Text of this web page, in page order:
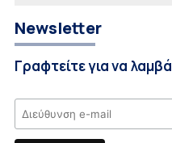
Newsletter
Γραφτείτε για να